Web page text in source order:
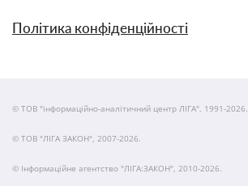
Політика конфіденційності
© ТОВ "інформаційно-аналітичний центр ЛІГА", 1991-2026.
© ТОВ "ЛІГА ЗАКОН", 2007-2026.
© Інформаційне агентство "ЛІГА:ЗАКОН", 2010-2026.